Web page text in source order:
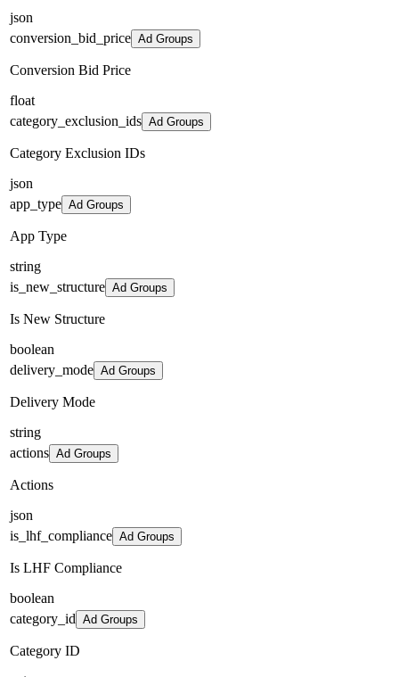
json
conversion_bid_price Ad Groups
Conversion Bid Price
float
category_exclusion_ids Ad Groups
Category Exclusion IDs
json
app_type Ad Groups
App Type
string
is_new_structure Ad Groups
Is New Structure
boolean
delivery_mode Ad Groups
Delivery Mode
string
actions Ad Groups
Actions
json
is_lhf_compliance Ad Groups
Is LHF Compliance
boolean
category_id Ad Groups
Category ID